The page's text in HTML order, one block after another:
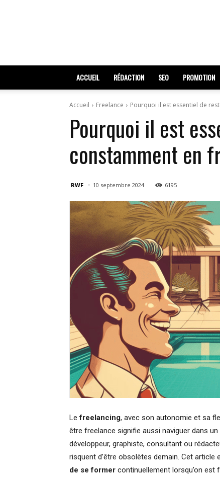
ACCUEIL RÉDACTION SEO PROMOTION
Accueil Freelance Pourquoi il est essentiel de
Pourquoi il est
constamment en
RWF - 10 septembre 2024 6195
Lefreelancing, avec son autonomie et sa
être freelance signifie aussi naviguer dans
développeur, graphiste, consultant ou
risquent d’être obsolètes demain. Cet article
de se former continuellement lorsqu’on est